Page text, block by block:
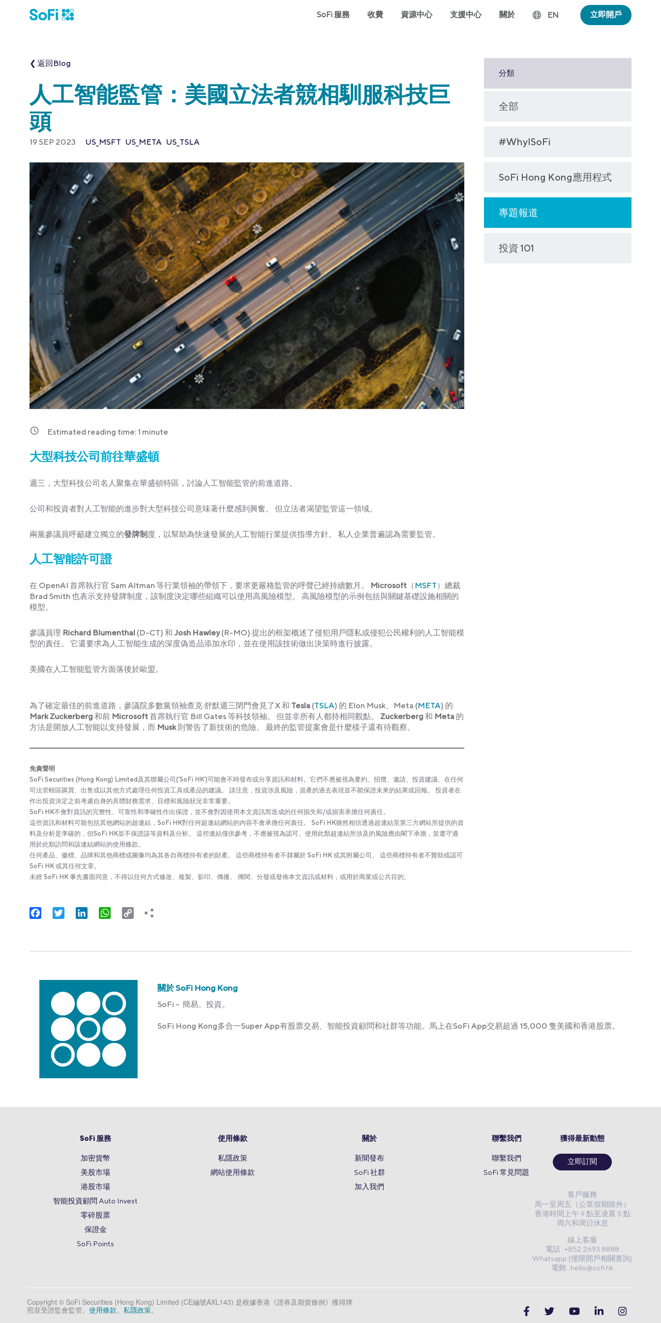
SoFi 服務 收費 資源中心 支援中心 關於 EN 立即開戶
❮ 返回Blog
人工智能監管：美國立法者競相馴服科技巨
頭
19 SEP 2023 US_MSFT US_META US_TSLA
Estimated reading time: 1 minute
大型科技公司前往華盛頓
週三，大型科技公司名人聚集在華盛頓特區，討論人工智能監管的前進道路。
公司和投資者對人工智能的進步對大型科技公司意味著什麼感到興奮。 但立法者渴望監管這一領域。
兩黨參議員呼籲建立獨立的發牌制 度，以幫助為快速發展的人工智能行業提供指導方針。 私人企業普遍認為需要監管。
人工智能許可證
在 OpenAI 首席執行官 Sam Altman 等行業領袖的帶領下，要求更嚴格監管的呼聲已經持續數月。 Microsoft （ MSFT）總裁
Brad Smith 也表示支持發牌制度，該制度決定哪些組織可以使用高風險模型。 高風險模型的示例包括與關鍵基礎設施相關的
模型。
參議員理 Richard Blumenthal (D-CT) 和 Josh Hawley(R-MO) 提出的框架概述了侵犯用戶隱私或侵犯公民權利的人工智能模
型的責任。 它還要求為人工智能生成的深度偽造品添加水印，並在使用該技術做出決策時進行披露。
美國在人工智能監管方面落後於歐盟。
為了確定最佳的前進道路，參議院多數黨領袖查克·舒默週三閉門會見了X 和 Tesla (TSLA) 的 Elon Musk、Meta (META) 的
Mark Zuckerberg和前 Microsoft首席執行官 Bill Gates 等科技領袖。 但並非所有人都持相同觀點。 Zuckerberg和 Meta 的
方法是開放人工智能以支持發展，而 Musk則警告了新技術的危險。 最終的監管提案會是什麼樣子還有待觀察。
免責聲明
SoFi Securities (Hong Kong) Limited及其聯屬公司(‘SoFi HK’)可能會不時發布或分享資訊和材料。它們不應被視為要約、招攬、邀請、投資建議、在任何
司法管轄區購買、出售或以其他方式處理任何投資工具或產品的建議。 請注意，投資涉及風險，資產的過去表現並不能保證未來的結果或回報。 投資者在
作出投資決定之前考慮自身的具體財務需求、目標和風險狀況非常重要。
SoFi HK不會對資訊的完整性、可靠性和準確性作出保證，並不會對因使用本文資訊而造成的任何損失和/或損害承擔任何責任。
這些資訊和材料可能包括其他網站的超連結，SoFi HK對任何超連結網站的內容不會承擔任何責任。 SoFi HK雖然相信透過超連結至第三方網站所提供的資
料及分析是準確的，但SoFi HK並不保證該等資料及分析。 這些連結僅供參考，不應被視為認可。使用此類超連結所涉及的風險應由閣下承擔，並遵守適
用於此類訪問和該連結網站的使用條款。
任何產品、徽標、品牌和其他商標或圖像均為其各自商標持有者的財產。 這些商標持有者不隸屬於 SoFi HK 或其附屬公司。 這些商標持有者不贊助或認可
SoFi HK 或其任何文章。
未經 SoFi HK 事先書面同意，不得以任何方式修改、複製、影印、傳播、 傳閱、分發或發佈本文資訊或材料，或用於商業或公共目的。
FacebookTwitter LinkedInWhatsApp
Copy
分類
全部
#WhyISoFi
SoFi Hong Kong應用程式
專題報道
投資 101
關於 SoFi Hong Kong
SoFi – 簡易。投資。
SoFi Hong Kong多合一Super App有股票交易、智能投資顧問和社群等功能。馬上在SoFi App交易超過 15,000 隻美國和香港股票。
SoFi 服務
加密貨幣
美股市場
港股市場
智能投資顧問 Auto Invest
零碎股票
保證金
SoFi Points
使用條款
私隱政策
網站使用條款
關於
新聞發布
SoFi 社群
加入我們
聯繫我們
聯繫我們
SoFi 常見問題
獲得最新動態
立即訂閱
客戶服務
周一至周五（公眾假期除外）
香港時間上午 9 點至凌晨 5 點
周六和周日休息
線上客服
電話 : +852 2693 8888
Whatsapp (僅限開戶相關查詢)
電郵 : hello@sofi.hk
Copyright © SoFi Securities (Hong Kong) Limited (CE編號AXL143) 是根據香港《證券及期貨條例》獲得牌
照並受證監會監管。 使用條款。 私隱政策。